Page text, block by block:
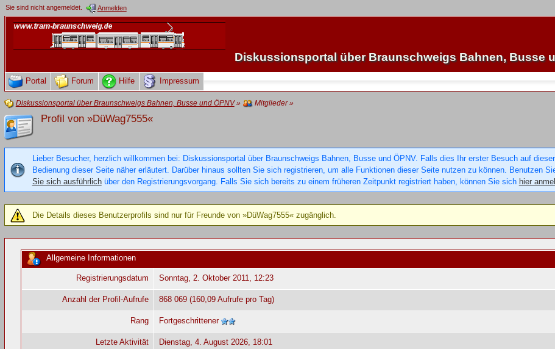
Sie sind nicht angemeldet. Anmelden
Diskussionsportal über Braunschweigs Bahnen, Busse
Portal Forum Hilfe Impressum
Diskussionsportal über Braunschweigs Bahnen, Busse und ÖPNV» Mitglieder»
Profil von »DüWag7555«
Lieber Besucher, herzlich willkommen bei: Diskussionsportal über Braunschweigs Bahnen, Busse und ÖPNV. Falls dies Ihr erster Besuch auf
Bedienung dieser Seite näher erläutert. Darüber hinaus sollten Sie sich registrieren, um alle Funktionen dieser Seite nutzen zu können. Benutzen
Sie sich ausführlichüber den Registrierungsvorgang. Falls Sie sich bereits zu einem früheren Zeitpunkt registriert haben, können Sie sich hier
Die Details dieses Benutzerprofils sind nur für Freunde von »DüWag7555« zugänglich.
Allgemeine Informationen
Registrierungsdatum Sonntag, 2. Oktober 2011, 12:23
Anzahl der Profil-Aufrufe 868 069 (160,09 Aufrufe pro Tag)
Rang Fortgeschrittener
Letzte Aktivität Dienstag, 4. August 2026, 18:01